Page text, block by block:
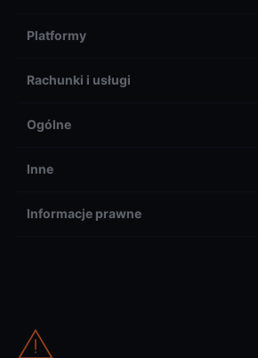
Platformy
Rachunki i usługi
Ogólne
Inne
Informacje prawne